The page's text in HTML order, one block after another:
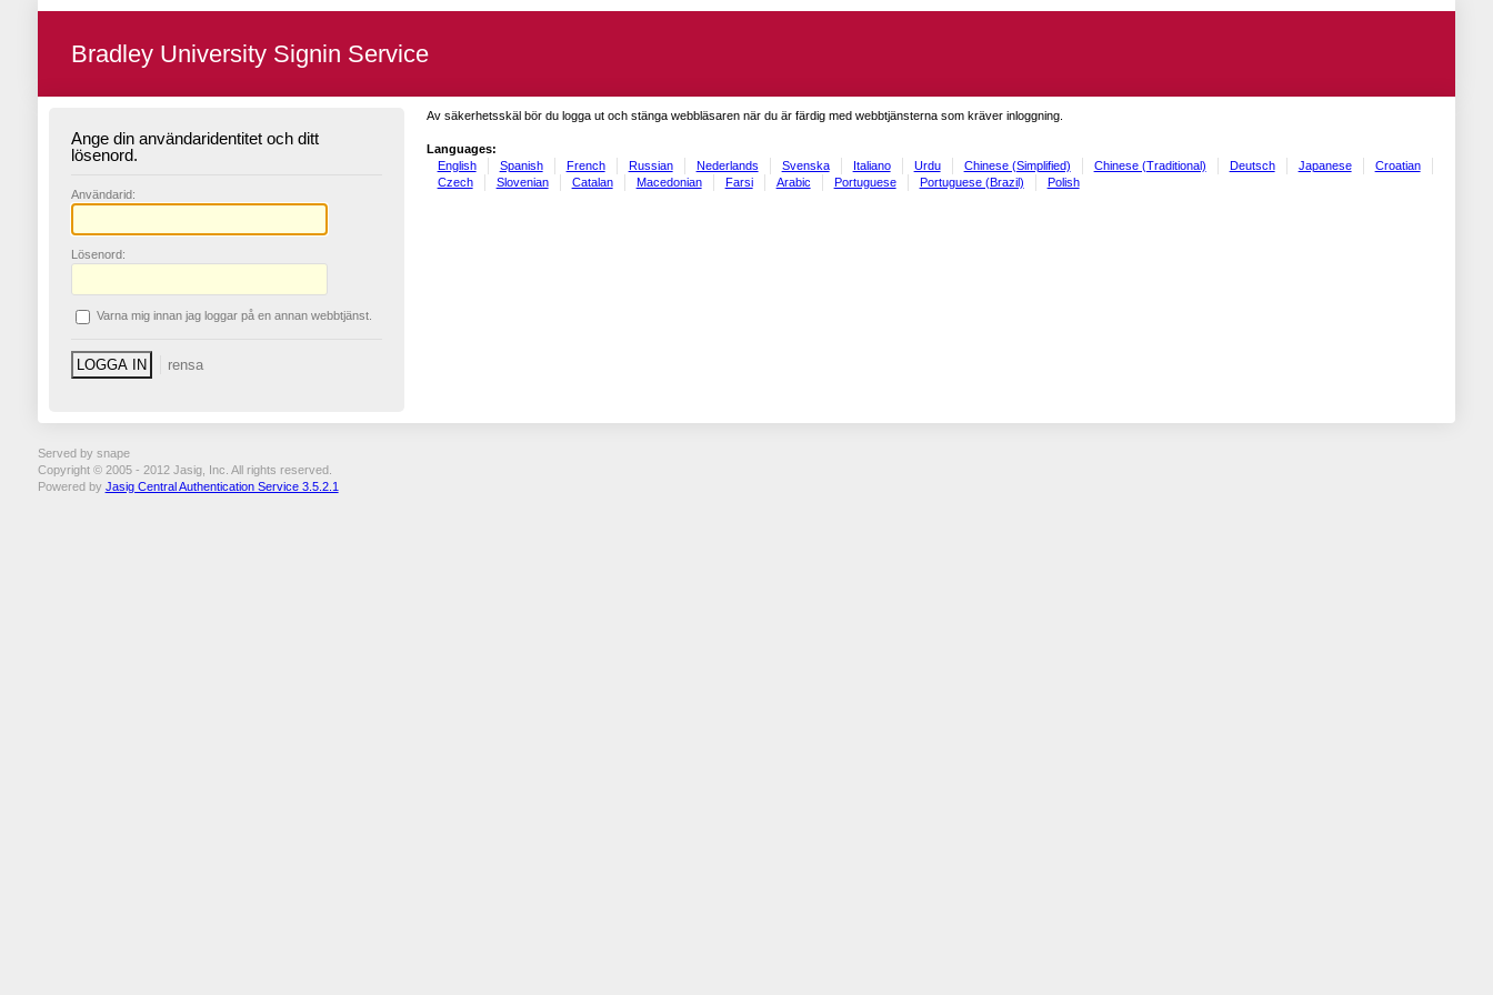
Bradley University Signin Service
Ange din användaridentitet och ditt
lösenord.
Användarid:
L ösenord:
Varna mig innan jag loggar på en annan webbtjänst.
Av säkerhetsskäl bör du logga ut och stänga webbläsaren när du är färdig med webbtjänsterna som kräver inloggning.
Languages:
English
Spanish French Russian Nederlands Svenska Italiano Urdu Chinese (Simplified) Chinese (Traditional) Deutsch Japanese
Croatian
Czech
Slovenian Catalan Macedonian Farsi Arabic Portuguese Portuguese (Brazil) Polish
Served by snape
Copyright © 2005 - 2012 Jasig, Inc. All rights reserved.
Powered by Jasig Central Authentication Service 3.5.2.1